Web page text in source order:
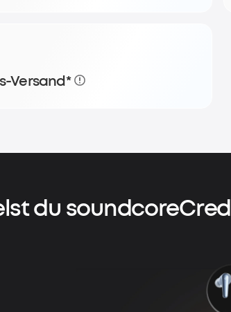
Versand*
du